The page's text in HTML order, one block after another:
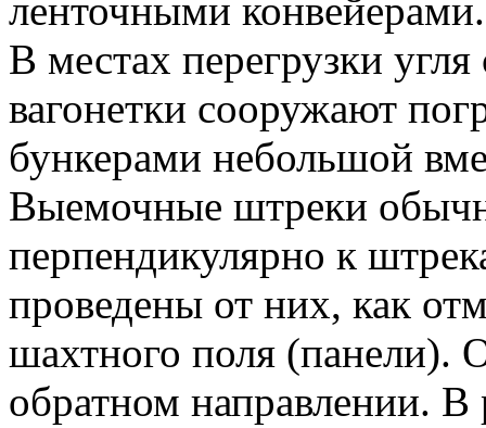
ленточными конвейерами.
В местах перегрузки
вагонетки сооружают
бункерами небольшой
Выемочные штреки
перпендикулярно к
проведены от них, как
шахтного поля (панели).
обратном направлении. В